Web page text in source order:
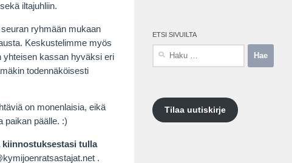
iltajuhliin.
ryhmään mukaan
Keskustelimme myös
yhteisen kassan hyväksi eri
todennäköisesti
on monenlaisia, eikä
paikan päälle. :)
tulla
.
ETSI SIVUILTA
Tilaa uutiskirje